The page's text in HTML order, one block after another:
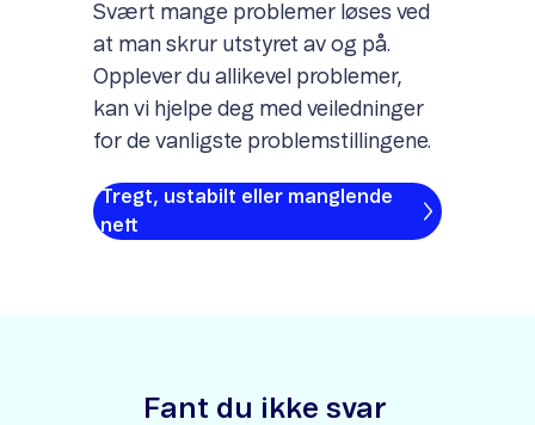
Svært mange problemer løses ved
at man skrur utstyret av og på.
Opplever du allikevel problemer,
kan vi hjelpe deg med veiledninger
for de vanligste problemstillingene.
Tregt, ustabilt eller manglende
nett
Fant du ikke svar